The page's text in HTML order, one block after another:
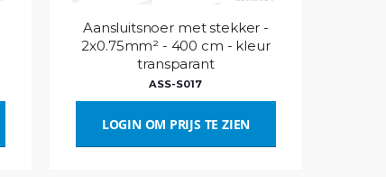
Aansluitsnoer met stekker -
2x0.75mm² - 400 cm - kleur
transparant
ASS-S017
LOGIN OM PRIJS TE ZIEN